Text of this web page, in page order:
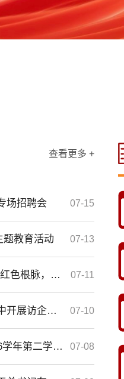
07-15
场招聘会
07-13
题教育活动
07-11
我院学子赴南平开展“寻迹闽北红色根脉，体悟为民实干政绩”暑期社会实践活动
07-10
马克思主义学院一行到龙文二中开展访企拓岗等校地交流活动
07-08
马克思主义学院召开2025-2026学年第二学期期末教职工大会
查看更多 +